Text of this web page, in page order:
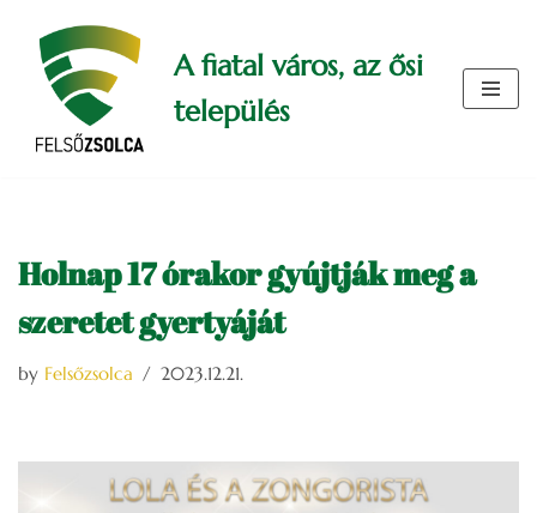
Skip
content
A fiatal város, az ősi
település
Holnap 17 órakor gyújtják meg a
szeretet gyertyáját
by Felsőzsolca 2023.12.21.